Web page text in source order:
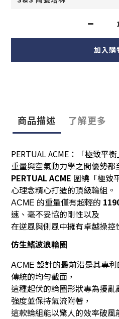
加入購
商品描述 了解更多
PERTUAL ACME：「極致平
重量與空氣動力學之間優勢都
PERTUAL ACME 圍繞「極致
心理念精心打造的頂級輪組。
ACME 的重量僅有超輕的
速、毫不妥協的剛性以及
在逆風與側風中擁有卓越操控
仿生鰭波浪輪圈
ACME 設計的最前沿是其專利
傳統的均勻截面，
這種起伏的輪圈形狀專為擾
強度並保持氣流附著，
這款輪組能以驚人的效率破風